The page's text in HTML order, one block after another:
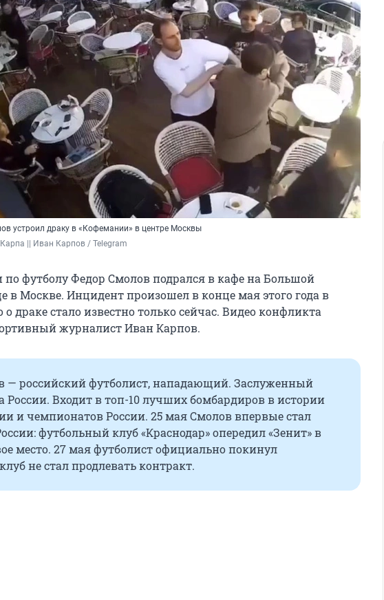
устроил драку в «Кофемании» в центре Москвы
|| Иван Карпов / Telegram
футболу Федор Смолов подрался в кафе на Большой
в Москве. Инцидент произошел в конце мая этого года в
драке стало известно только сейчас. Видео конфликта
журналист Иван Карпов.
— российский футболист, нападающий. Заслуженный
России. Входит в топ-10 лучших бомбардиров в истории
и чемпионатов России. 25 мая Смолов впервые стал
футбольный клуб «Краснодар» опередил «Зенит» в
место. 27 мая футболист официально покинул
не стал продлевать контракт.